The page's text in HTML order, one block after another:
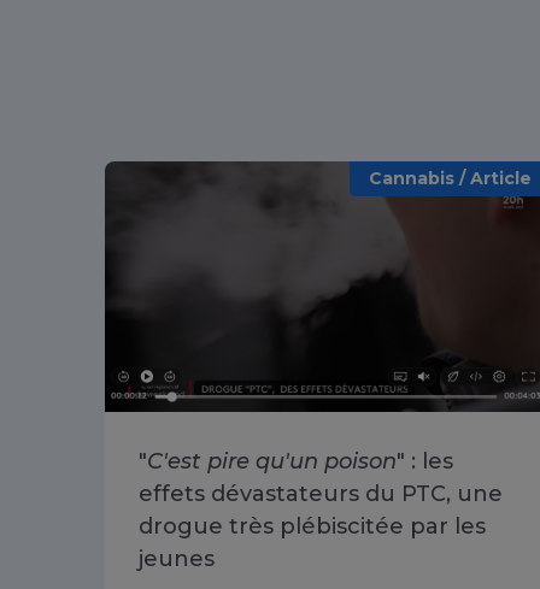
Cannabis / Article
"C'est pire qu'un poison" : les
effets dévastateurs du PTC, une
drogue très plébiscitée par les
jeunes